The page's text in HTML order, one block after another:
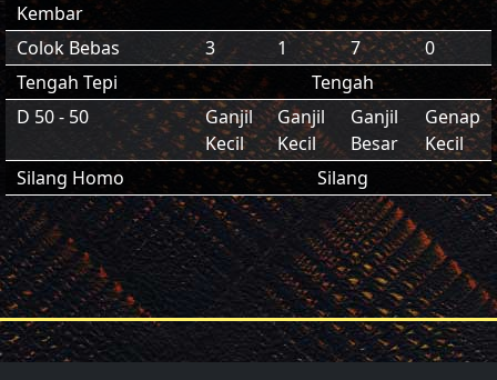
Kembar
Colok Bebas 3 1 7
0
Tengah Tepi
Tengah
D 50 - 50
Ganjil
Kecil
Ganjil
Kecil
Ganjil
Besar
Genap
Kecil
Silang Homo
Silang